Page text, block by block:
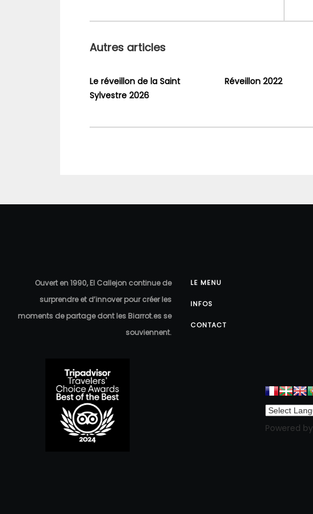
Autres articles
Le réveillon de la Saint
Sylvestre 2026
Réveillon 2022
Ouvert en 1990, El Callejon continue de
surprendre et d’innover pour créer les
moments de partage dont les Biarrot.es se
souviennent.
LE MENU
INFOS
CONTACT
Powered by